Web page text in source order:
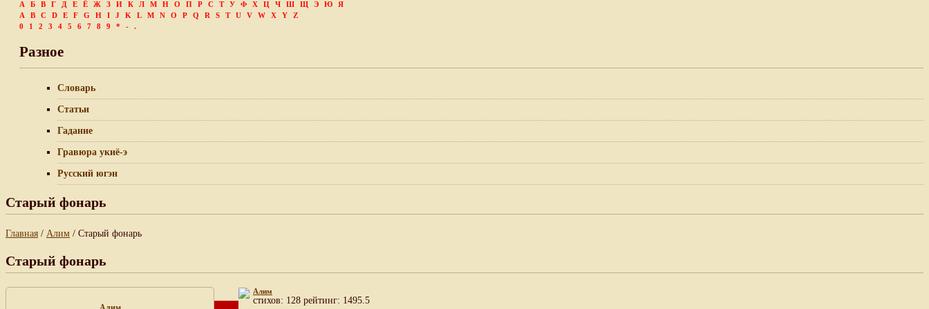
А Б В Г Д Е Ё Ж З И К Л М Н О П Р С Т У Ф Х Ц Ч Ш Щ Э Ю
Я
A
B C D E F G H I J K L M N O P Q R S T U V W X Y
Z
0
1 2 3 4 5 6 7 8 9 * - .
Разное
Словарь
Статьи
Гадание
Гравюра укиё-э
Русский югэн
Старый фонарь
Главная / Алим / Старый фонарь
Старый фонарь
Алим
cтихов: 128 рейтинг: 1495.5